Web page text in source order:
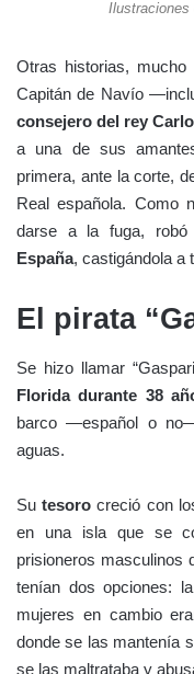
Ilustraciones
Otras historias,
Capitán de Navío
consejero del rey
a una de sus
primera, ante la corte,
Real española. Como
darse a la fuga,
España, castigándola a
El pirata
Se hizo llamar
Florida durante 38
barco —español o
aguas.
Sutesoro creció con
en una isla que se
prisioneros masculinos
tenían dos opciones:
mujeres en cambio
donde se las mantenía
se las maltrataba y